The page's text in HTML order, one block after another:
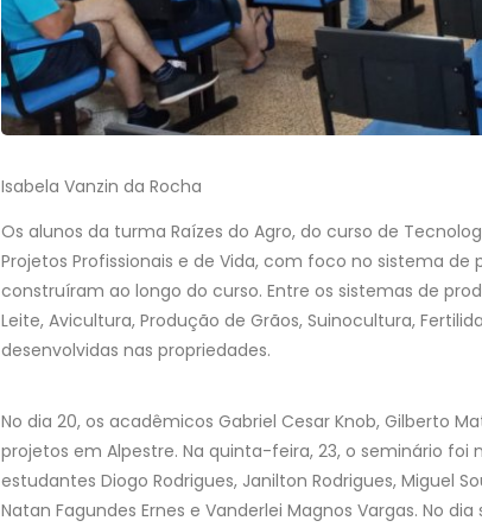
Isabela Vanzin da Rocha
Os alunos da turma Raízes do Agro, do curso de
Projetos Profissionais e de Vida, com foco no sistema
construíram ao longo do curso. Entre os sistemas de
Leite, Avicultura, Produção de Grãos, Suinocultura,
desenvolvidas nas propriedades.
No dia 20, os acadêmicos Gabriel Cesar Knob, Gilberto
projetos em Alpestre. Na quinta-feira, 23, o seminário
estudantes Diogo Rodrigues, Janilton Rodrigues, Miguel
Natan Fagundes Ernes e Vanderlei Magnos Vargas. No